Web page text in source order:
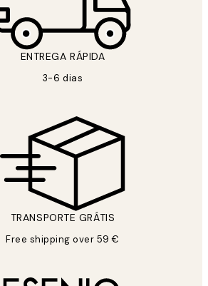
ENTREGA RÁPIDA
3-6 dias
TRANSPORTE GRÁTIS
Free shipping over 59 €